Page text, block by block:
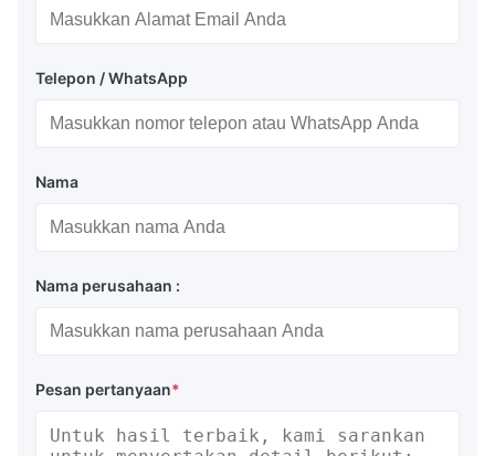
Telepon / WhatsApp
Nama
Nama perusahaan :
Pesan pertanyaan*